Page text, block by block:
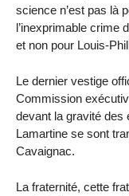
science n’est pas là
l’inexprimable crime
et non pour Louis-
Le dernier vestige
Commission
devant la gravité des
Lamartine se sont
Cavaignac.
La fraternité, cette